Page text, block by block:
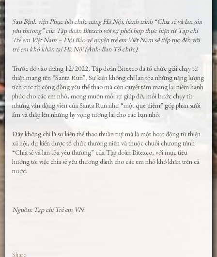
Sau Bệnh viện Phục hồi chức năng Hà Nội, hành trình “Chia sẻ và lan tỏa
yêu thương” của Tập đoàn Bitexco với sự phối hợp thực hiện từ Tạp chí
Trẻ em Việt Nam – Hội Bảo vệ quyền trẻ em Việt Nam sẽ tiếp tục đến với
trẻ em khó khăn tại Hà Nội (Ảnh: Ban Tổ chức).
Trước đó vào tháng 12/2022, Tập đoàn Bitexco đã tổ chức giải chạy từ
thiện mang tên “Santa Run”. Sự kiện không chỉ lan tỏa những năng lượng
tích cực từ cộng đồng yêu thể thao mà còn quyết tâm mang lại niềm hạnh
phúc cho các em nhỏ, mong muốn mỗi sự giúp đỡ, mỗi bước chạy từ
những vận động viên của Santa Run như “một que diêm” góp phần sưởi
ấm và thắp lên những hy vọng tương lai cho các bạn nhỏ.
Đây không chỉ là sự kiện thể thao thuần tuý mà là một hoạt động từ thiện
xã hội, dự kiến được tổ chức thường niên và thuộc chuỗi chương trình
“Chia sẻ và lan tỏa yêu thương” của Tập đoàn Bitexco, với mục tiêu
hướng tới việc chia sẻ yêu thương dành cho các em nhỏ khó khăn trên cả
nước.
Nguồn: Tạp chí Trẻ em VN
Share